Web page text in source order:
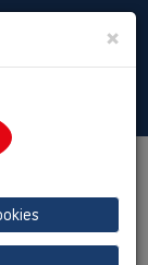
Toggle
×